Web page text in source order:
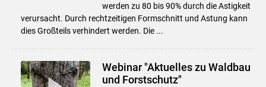
werden zu 80 bis 90% durch die Astigkeit
verursacht. Durch rechtzeitigen Formschnitt und Astung kann
dies Großteils verhindert werden. Die ...
Webinar "Aktuelles zu Waldbau
und Forstschutz"